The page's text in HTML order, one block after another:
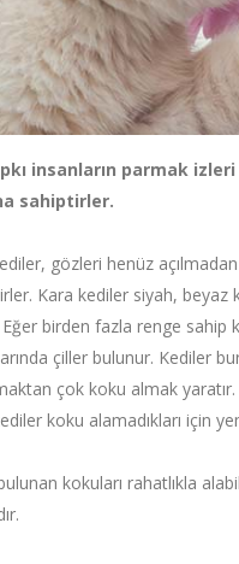
insanların parmak
sahiptirler.
gözleri henüz
Kara kediler siyah,
birden fazla renge
çiller bulunur. Kediler
çok koku almak
koku alamadıkları için
kokuları rahatlıkla